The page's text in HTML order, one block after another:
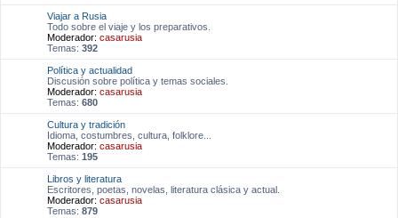
Viajar a Rusia
Todo sobre el viaje y los preparativos.
Moderador: casarusia
Temas: 392
Política y actualidad
Discusión sobre política y temas sociales.
Moderador: casarusia
Temas: 680
Cultura y tradición
Idioma, costumbres, cultura, folklore...
Moderador: casarusia
Temas: 195
Libros y literatura
Escritores, poetas, novelas, literatura clásica y actual.
Moderador: casarusia
Temas: 879